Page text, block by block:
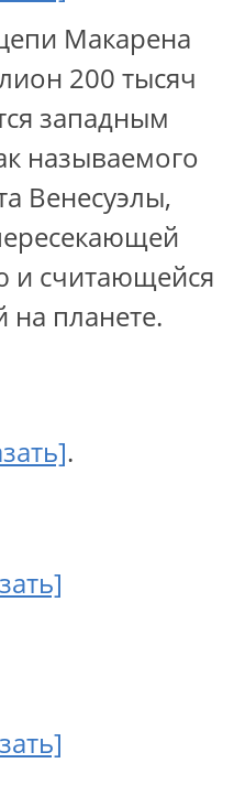
Макарена
200 тысяч
западным
называемого
Венесуэлы,
и считающейся
на планете.
.